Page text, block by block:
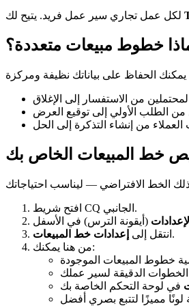
خطوط مبيعات متعددة؟
خط المبيعات الخاص بك
افتح شريط CQ الجانبي.
الإعدادات
انتقل إلى إعدادات خط المبيعات
.
من هنا يمكنك: